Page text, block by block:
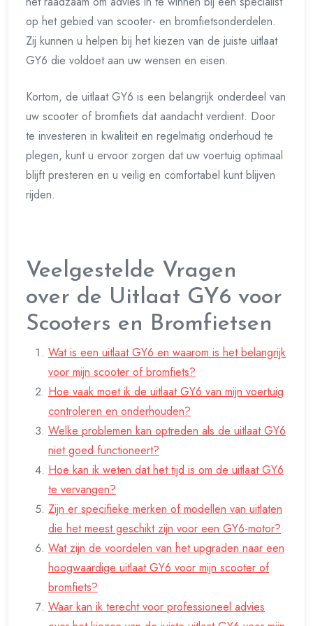
op het gebied van scooter- en bromfietsonderdelen.
Zij kunnen u helpen bij het kiezen van de juiste uitlaat
GY6 die voldoet aan uw wensen en eisen.
Kortom, de uitlaat GY6 is een belangrijk onderdeel van
uw scooter of bromfiets dat aandacht verdient. Door
te investeren in kwaliteit en regelmatig onderhoud te
plegen, kunt u ervoor zorgen dat uw voertuig optimaal
blijft presteren en u veilig en comfortabel kunt blijven
rijden.
Veelgestelde Vragen
over de Uitlaat GY6 voor
Scooters en Bromfietsen
Wat is een uitlaat GY6 en waarom is het belangrijk
voor mijn scooter of bromfiets?
Hoe vaak moet ik de uitlaat GY6 van mijn voertuig
controleren en onderhouden?
Welke problemen kan optreden als de uitlaat GY6
niet goed functioneert?
Hoe kan ik weten dat het tijd is om de uitlaat GY6
te vervangen?
Zijn er specifieke merken of modellen van uitlaten
die het meest geschikt zijn voor een GY6-motor?
Wat zijn de voordelen van het upgraden naar een
hoogwaardige uitlaat GY6 voor mijn scooter of
bromfiets?
Waar kan ik terecht voor professioneel advies